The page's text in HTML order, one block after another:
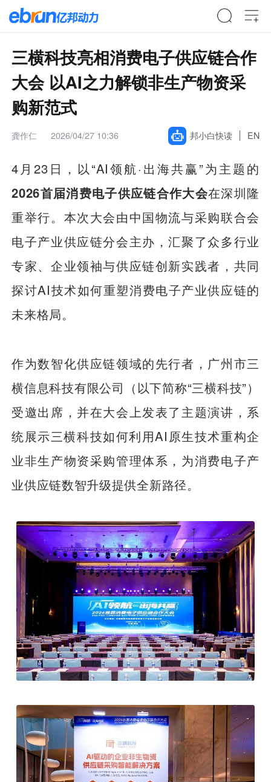
三横科技亮相消费电子供应链合作
大会 以AI之力解锁非生产物资采
购新范式
龚作仁 2026/04/27 10:36 邦小白快读 EN
4月23日，以“AI领航·出海共赢”为主题的
2026首届消费电子供应链合作大会在深圳隆
重举行。本次大会由中国物流与采购联合会
电子产业供应链分会主办，汇聚了众多行业
专家、企业领袖与供应链创新实践者，共同
探讨AI技术如何重塑消费电子产业供应链的
未来格局。
作为数智化供应链领域的先行者，广州市三
横信息科技有限公司（以下简称“三横科技”）
受邀出席，并在大会上发表了主题演讲，系
统展示三横科技如何利用AI原生技术重构企
业非生产物资采购管理体系，为消费电子产
业供应链数智升级提供全新路径。